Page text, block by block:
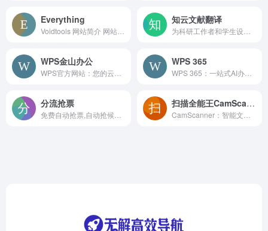
Everything 知云文献翻译
WPS金山办公 WPS 365
分流抢票 扫描全能王CamScanner